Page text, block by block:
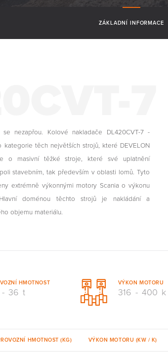
ZÁKLADNÍ INFORMACE
nezapřou. Kolové nakladače DL420CVT-7 -
kategorie těch největších strojů, které DEVELON
o masivní těžké stroje, které své uplatnění
stavebním, tak především v oblasti lomů. Tyto
extrémně výkonnými motory Scania o výkonu
doménou těchto strojů je nakládání a
objemu materiálu.
HMOTNOST
- 36 t
VÝKON MOTORU
316 - 400 k
HMOTNOST (KG) VÝKON MOTORU (KW / K)